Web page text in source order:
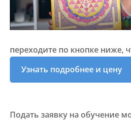
переходите по кнопке ниже,
Узнать подробнее и цену
Подать заявку на обучение